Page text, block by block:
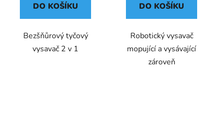
DO KOŠÍKU
Bezšňůrový tyčový
vysavač 2 v 1
DO KOŠÍKU
Robotický vysavač
mopující a vysávající
zároveň